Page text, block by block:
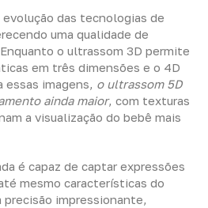
evolução das tecnologias de
uma qualidade de
o ultrassom 3D permite
em três dimensões e o 4D
essas imagens, o ultrassom 5D
ainda maior, com texturas
a visualização do bebê mais
é capaz de captar expressões
mesmo características do
impressionante,